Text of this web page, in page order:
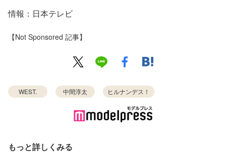
情報：日本テレビ
【Not Sponsored 記事】
WEST. 中間淳太 ヒルナンデス！
もっと詳しくみる